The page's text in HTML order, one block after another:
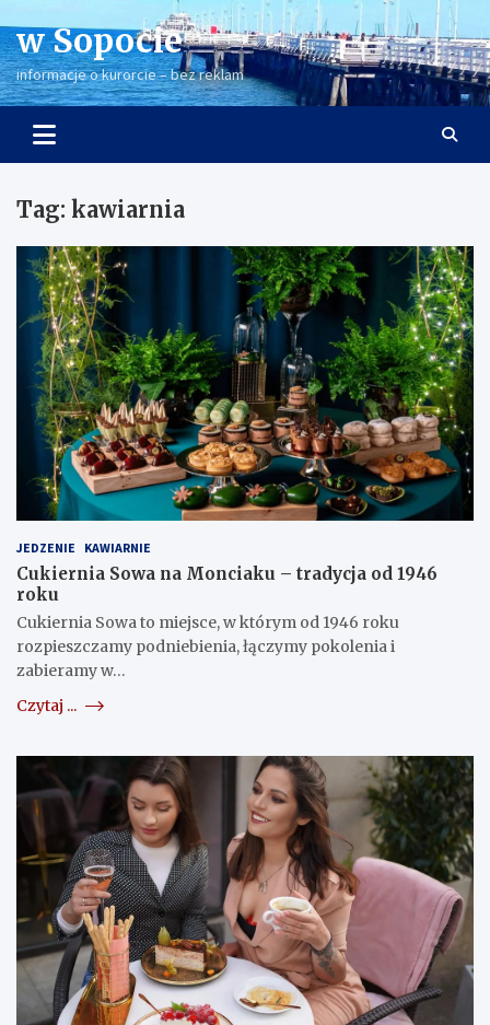
to
content
w Sopocie
informacje o kurorcie – bez reklam
Tag: kawiarnia
JEDZENIE KAWIARNIE
Cukiernia Sowa na Monciaku – tradycja od 1946
roku
Cukiernia Sowa to miejsce, w którym od 1946 roku
rozpieszczamy podniebienia, łączymy pokolenia i
zabieramy w…
Czytaj ...